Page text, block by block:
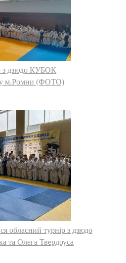
з дзюдо КУБОК
м.Ромни (ФОТО)
обласний турнір з дзюдо
та Олега Твердоуса